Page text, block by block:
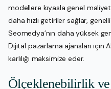
modellere kıyasla genel
daha hızlı getiriler sağlar,
Seomedya’nın daha yüksek
Dijital pazarlama ajansları için
karlılığı maksimize eder.
Ölçeklenebilirlik